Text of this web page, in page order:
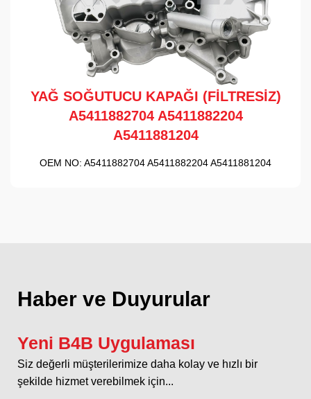
YAĞ SOĞUTUCU KAPAĞI (FİLTRESİZ)
A5411882704 A5411882204
A5411881204
OEM NO: A5411882704 A5411882204 A5411881204
Haber ve Duyurular
Yeni B4B Uygulaması
Siz değerli müşterilerimize daha kolay ve hızlı bir
şekilde hizmet verebilmek için...